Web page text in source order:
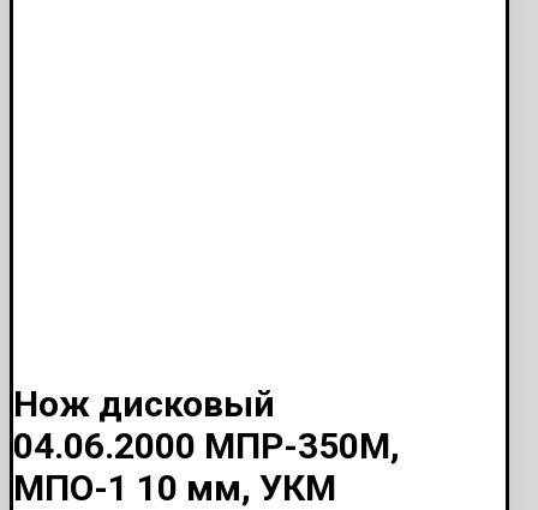
Нож дисковый
04.06.2000 МПР-350М,
МПО-1 10 мм, УКМ